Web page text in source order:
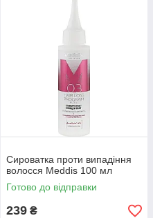
Сироватка проти випадіння
волосся Meddis 100 мл
Готово до відправки
239 ₴